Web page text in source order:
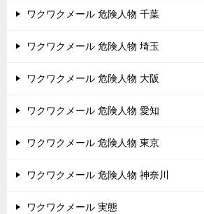
ワクワクメール 危険人物 千葉
ワクワクメール 危険人物 埼玉
ワクワクメール 危険人物 大阪
ワクワクメール 危険人物 愛知
ワクワクメール 危険人物 東京
ワクワクメール 危険人物 神奈川
ワクワクメール 実態